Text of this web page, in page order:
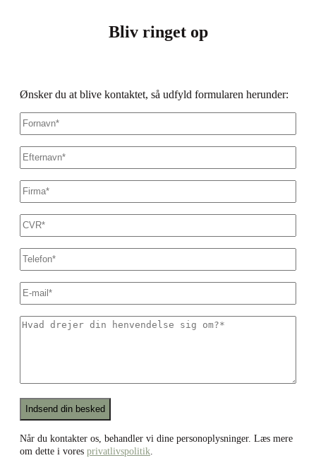
Bliv ringet op
Ønsker du at blive kontaktet, så udfyld formularen herunder:
Fornavn*
Efternavn*
Firmanavn
CVR*
Dit
telefonnummer
E-
mail*
Hvad
om?
*Recaptcha
Når du kontakter os, behandler vi dine personoplysninger. Læs mere
om dette i vores privatlivspolitik.